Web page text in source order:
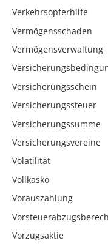
Verkehrsopferhilfe
Vermögensschaden
Vermögensverwaltung
Versicherungsschein
Versicherungssteuer
Versicherungssumme
Versicherungsvereine
Volatilität
Vollkasko
Vorauszahlung
Vorzugsaktie